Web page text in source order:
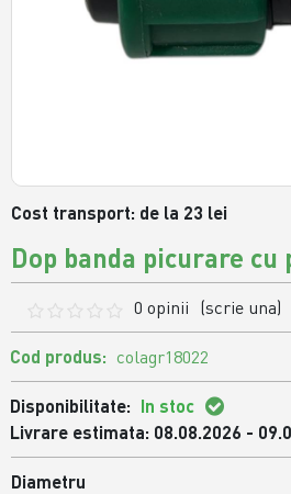
Cost transport: de la 23 lei
Dop banda picurare
0 opinii (scrie una)
Cod produs: colagr18022
Disponibilitate: In stoc
Livrare estimata: 08.08.2026 -
Diametru